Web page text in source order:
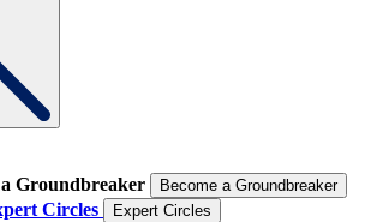
a Groundbreaker Become a Groundbreaker
Circles Expert Circles